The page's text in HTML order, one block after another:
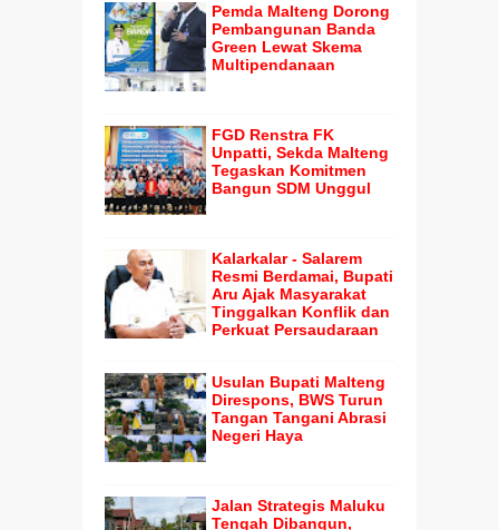
Pemda Malteng Dorong
Pembangunan Banda
Green Lewat Skema
Multipendanaan
FGD Renstra FK
Unpatti, Sekda Malteng
Tegaskan Komitmen
Bangun SDM Unggul
Kalarkalar - Salarem
Resmi Berdamai, Bupati
Aru Ajak Masyarakat
Tinggalkan Konflik dan
Perkuat Persaudaraan
Usulan Bupati Malteng
Direspons, BWS Turun
Tangan Tangani Abrasi
Negeri Haya
Jalan Strategis Maluku
Tengah Dibangun,